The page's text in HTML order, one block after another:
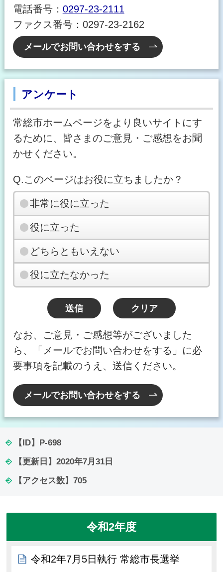
電話番号： 0297-23-2111
ファクス番号：0297-23-2162
メールでお問い合わせをする
アンケート
常総市ホームページをより良いサイトにす
るために、皆さまのご意見・ご感想をお聞
かせください。
Q.このページはお役に立ちましたか？
非常に役に立った
役に立った
どちらともいえない
役に立たなかった
なお、ご意見・ご感想等がございました
ら、「メールでお問い合わせをする」に必
要事項を記載のうえ、送信ください。
メールでお問い合わせをする
【ID】 P-698
【更新日】 2020年7月31日
【アクセス数】 705
令和2年度
令和2年7月5日執行 常総市長選挙